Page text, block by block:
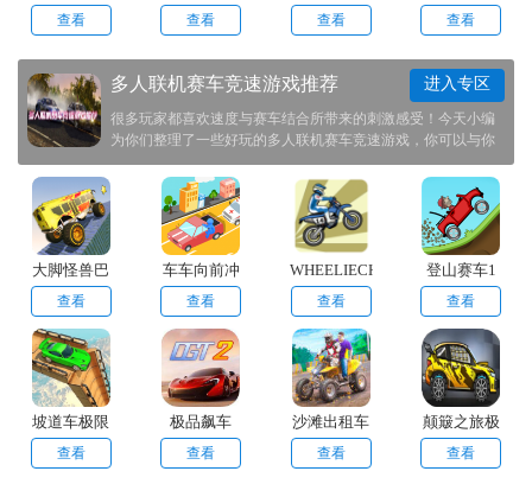
行服
查看
士特级
查看
2024最新版
查看
际服
查看
多人联机赛车竞速游戏推荐
很多玩家都喜欢速度与赛车结合所带来的刺激感受！今天小编
为你们整理了一些好玩的多人联机赛车竞速游戏，你可以与你
的好友组队打败在场的其他赛车手，也可以与他1v1比比看谁才
是最强的！你可以选择自己所喜欢的赛车进行比赛！
进入专区
大脚怪兽巴
士特级
查看
车车向前冲
查看
WHEELIECHALLENGE
游戏中文版
查看
登山赛车1
原版
查看
坡道车极限
挑战手游
查看
极品飙车
查看
沙滩出租车
手游
查看
颠簸之旅极
速竞赛手游
查看